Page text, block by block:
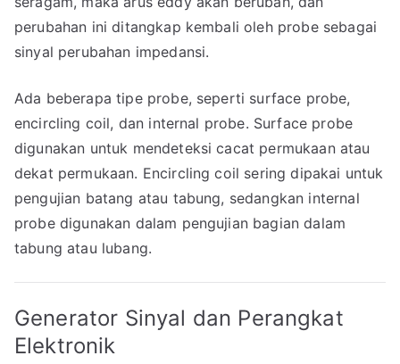
perubahan ini ditangkap kembali oleh probe sebagai
sinyal perubahan impedansi.
Ada beberapa tipe probe, seperti surface probe,
encircling coil, dan internal probe. Surface probe
digunakan untuk mendeteksi cacat permukaan atau
dekat permukaan. Encircling coil sering dipakai untuk
pengujian batang atau tabung, sedangkan internal
probe digunakan dalam pengujian bagian dalam
tabung atau lubang.
Generator Sinyal dan Perangkat
Elektronik